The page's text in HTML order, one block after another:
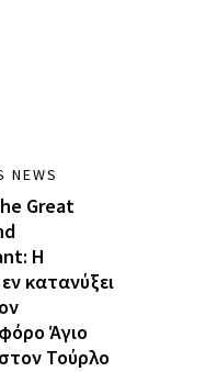
NEWS
Great
Η
κατανύξει
Άγιο
Τούρλο